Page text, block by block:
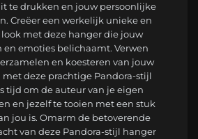
te drukken en jouw persoonlijke
Creëer een werkelijk unieke en
met deze hanger die jouw
emoties belichaamt. Verwen
en koesteren van jouw
deze prachtige Pandora-stijl
tijd om de auteur van je eigen
en jezelf te tooien met een stuk
jou is. Omarm de betoverende
van deze Pandora-stijl hanger